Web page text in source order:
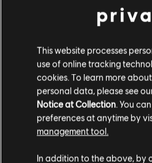
promocja trwa kilka
sezon odświeżając
Na początku sezonu do puli map
opuszczają ją mapy Willa,
Kanał.
This website processes
use of online tracking
cookies. To learn more
personal data, please see
Notice at Collection. You
preferences at anytime by
management tool.
In addition to the above, by